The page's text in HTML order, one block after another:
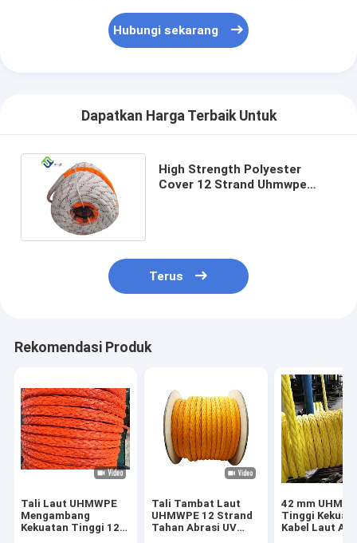
Hubungi sekarang
Dapatkan Harga Terbaik Untuk
High Strength Polyester
Cover 12 Strand Uhmwpe
Terus
Rekomendasi Produk
Tali Laut UHMWPE
Mengambang
Kekuatan Tinggi 12
Tali Tambat Laut
UHMWPE 12 Strand
Tahan Abrasi UV
42 mm
Tinggi
Kabel Laut Air